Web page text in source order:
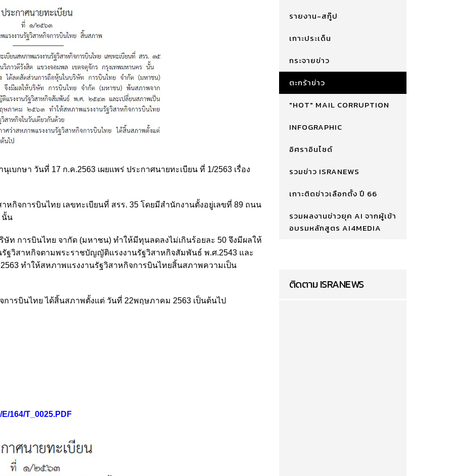
นุเบกษา วันที่ 17 ก.ค.2563 เผยแพร่ ประกาศนายทะเบียน ที่ 1/2563 เรื่อง
กิจการบินไทย เลขทะเบียนที่ สรร. 35 โดยมีสำนักงานตั้งอยู่เลขที่ 89 ถนน
นั้น
ท การบินไทย จากัด (มหาชน) ทำให้มีทุนลดลงไม่เกินร้อยละ 50 จึงมีผลให้
ฐวิสาหกิจตามพระราชบัญญัติแรงงานรัฐวิสาหกิจสัมพันธ์ พ.ศ.2543 และ
ทำให้สหภาพแรงงานรัฐวิสาหกิจการบินไทยสิ้นสภาพความเป็น
ารบินไทย ได้สิ้นสภาพตั้งแต่ วันที่ 22พฤษภาคม 2563 เป็นต้นไป
164/T_0025.PDF
รายงาน-สกู๊ป
เกาะประเด็น
กระจายข่าว
ตะกร้าข่าว
"HOT" MAIL CORRUPTION
INFOGRAPHIC
อิศราอินไซด์
รวมข่าว ISRANEWS
เกาะติดข่าวเลือกตั้ง ปี 66
รวมผลงานข่าวยุค AI จากผู้เข้า
อบรมหลักสูตร AI4MEDIA
ติดตาม ISRANEWS